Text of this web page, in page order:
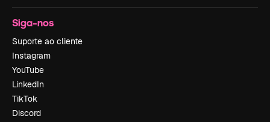
Siga-nos
Suporte ao cliente
Instagram
YouTube
LinkedIn
TikTok
Discord